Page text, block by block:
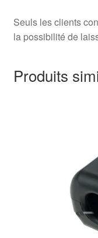
Seuls les clients
la possibilité de
Produits